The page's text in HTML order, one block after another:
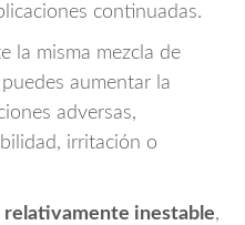
continuadas.
la misma mezcla de
aumentar la
adversas,
irritación o
relativamente inestable,